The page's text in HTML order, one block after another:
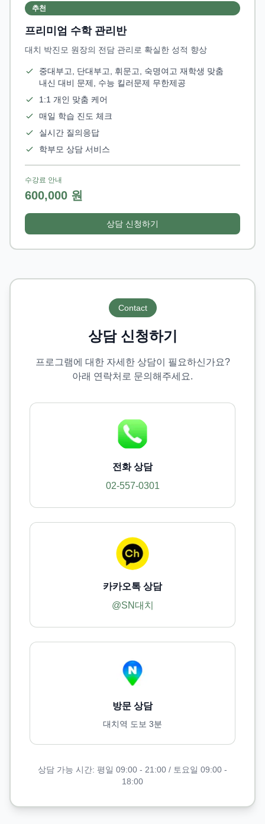
추천
프리미엄 수학 관리반
대치 박진모 원장의 전담 관리로 확실한 성적 향상
중대부고, 단대부고, 휘문고, 숙명여고 재학생 맞춤
내신 대비 문제, 수능 킬러문제 무한제공
1:1 개인 맞춤 케어
매일 학습 진도 체크
실시간 질의응답
학부모 상담 서비스
수강료 안내
600,000 원
상담 신청하기
Contact
상담 신청하기
프로그램에 대한 자세한 상담이 필요하신가요?
아래 연락처로 문의해주세요.
전화 상담
02-557-0301
카카오톡 상담
@SN대치
방문 상담
대치역 도보 3분
상담 가능 시간: 평일 09:00 - 21:00 / 토요일 09:00 -
18:00